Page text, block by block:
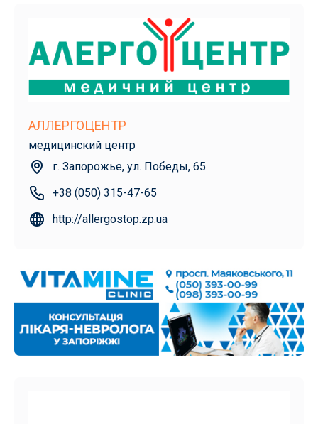
АЛЛЕРГОЦЕНТР
медицинский центр
г. Запорожье, ул. Победы, 65
+38 (050) 315-47-65
http://allergostop.zp.ua